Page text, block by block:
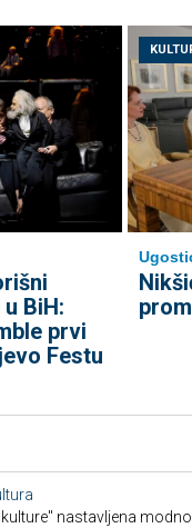
BiH:
prvi
Festu
kulture" nastavljena